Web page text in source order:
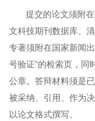
提交的论文须附
文科技期刊数据库、
专著须附在国家新闻
号验证”的检索页，同
公章。答辩材料须是
被采纳、引用、作为
以论文格式撰写。